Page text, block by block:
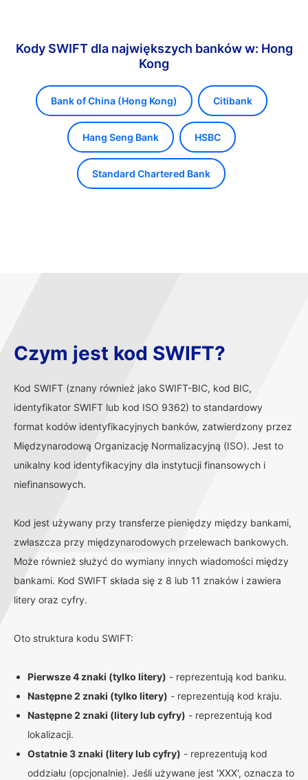
Kody SWIFT dla największych banków w: Hong
Kong
Bank of China (Hong Kong) Citibank
Hang Seng Bank HSBC
Standard Chartered Bank
Czym jest kod SWIFT?
Kod SWIFT (znany również jako SWIFT-BIC, kod BIC,
identyfikator SWIFT lub kod ISO 9362) to standardowy
format kodów identyfikacyjnych banków, zatwierdzony przez
Międzynarodową Organizację Normalizacyjną (ISO). Jest to
unikalny kod identyfikacyjny dla instytucji finansowych i
niefinansowych.
Kod jest używany przy transferze pieniędzy między bankami,
zwłaszcza przy międzynarodowych przelewach bankowych.
Może również służyć do wymiany innych wiadomości między
bankami. Kod SWIFT składa się z 8 lub 11 znaków i zawiera
litery oraz cyfry.
Oto struktura kodu SWIFT:
Pierwsze 4 znaki (tylko litery) - reprezentują kod banku.
Następne 2 znaki (tylko litery) - reprezentują kod kraju.
Następne 2 znaki (litery lub cyfry) - reprezentują kod
lokalizacji.
Ostatnie 3 znaki (litery lub cyfry) - reprezentują kod
oddziału (opcjonalnie). Jeśli używane jest 'XXX', oznacza to